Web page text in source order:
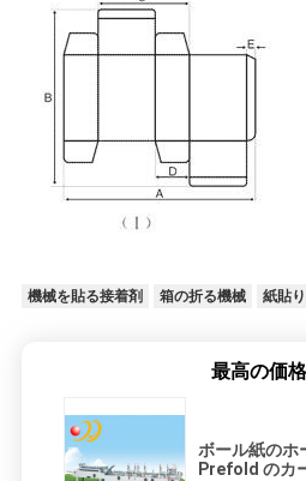
機械を貼る接着剤 箱の折る機械 紙貼
最高の価
ボール紙のホ
Prefold のカ